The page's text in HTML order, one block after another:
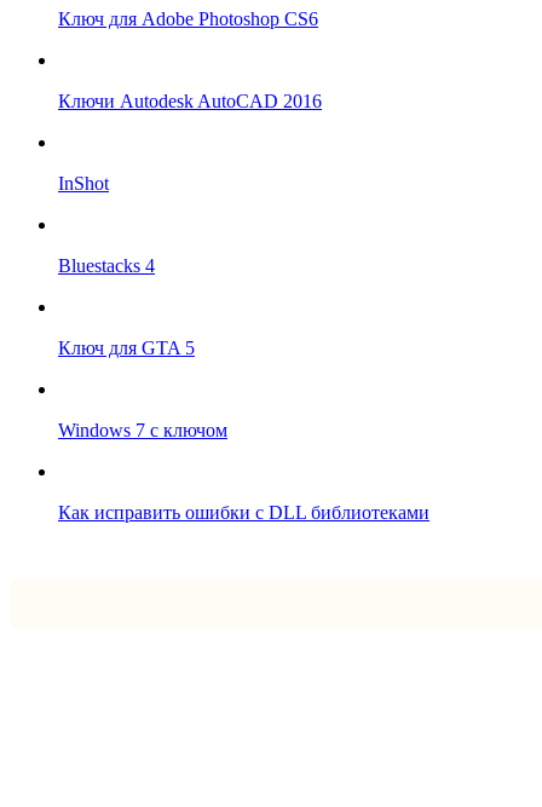
Ключ для Adobe Photoshop CS6
Ключи Autodesk AutoCAD 2016
InShot
Bluestacks 4
Ключ для GTA 5
Windows 7 с ключом
Как исправить ошибки с DLL библиотеками